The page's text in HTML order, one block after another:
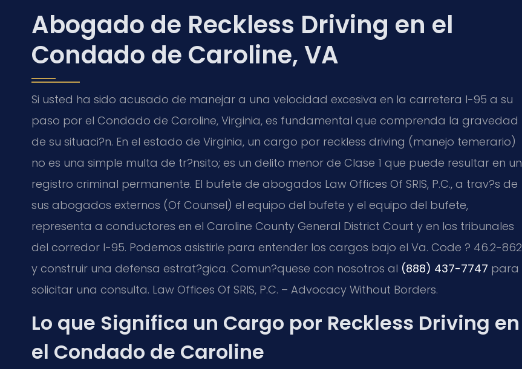
Abogado de Reckless Driving en el
Condado de Caroline, VA
Si usted ha sido acusado de manejar a una velocidad excesiva en la carretera I-95 a su
paso por el Condado de Caroline, Virginia, es fundamental que comprenda la gravedad
de su situaci?n. En el estado de Virginia, un cargo por reckless driving (manejo temerario)
no es una simple multa de tr?nsito; es un delito menor de Clase 1 que puede resultar en un
registro criminal permanente. El bufete de abogados Law Offices Of SRIS, P.C., a trav?s de
sus abogados externos (Of Counsel) el equipo del bufete y el equipo del bufete,
representa a conductores en el Caroline County General District Court y en los tribunales
del corredor I-95. Podemos asistirle para entender los cargos bajo el Va. Code ? 46.2-862
y construir una defensa estrat?gica. Comun?quese con nosotros al (888) 437-7747 para
solicitar una consulta. Law Offices Of SRIS, P.C. – Advocacy Without Borders.
Lo que Significa un Cargo por Reckless Driving en
el Condado de Caroline